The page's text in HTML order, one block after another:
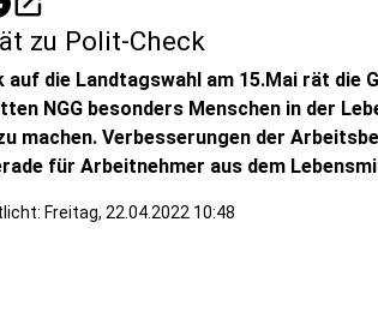
zu Polit-Check
auf die Landtagswahl am 15.Mai rät die
NGG besonders Menschen in der
machen. Verbesserungen der
für Arbeitnehmer aus dem
Freitag, 22.04.2022 10:48